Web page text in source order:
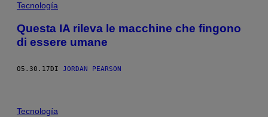
Tecnología
Questa IA rileva le macchine che fingono
di essere umane
05.30.17DI JORDAN PEARSON
Tecnología